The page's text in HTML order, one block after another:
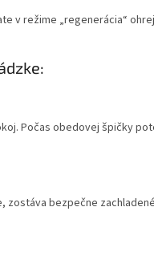
v režime „regenerácia“
Počas obedovej špičky
bezpečne